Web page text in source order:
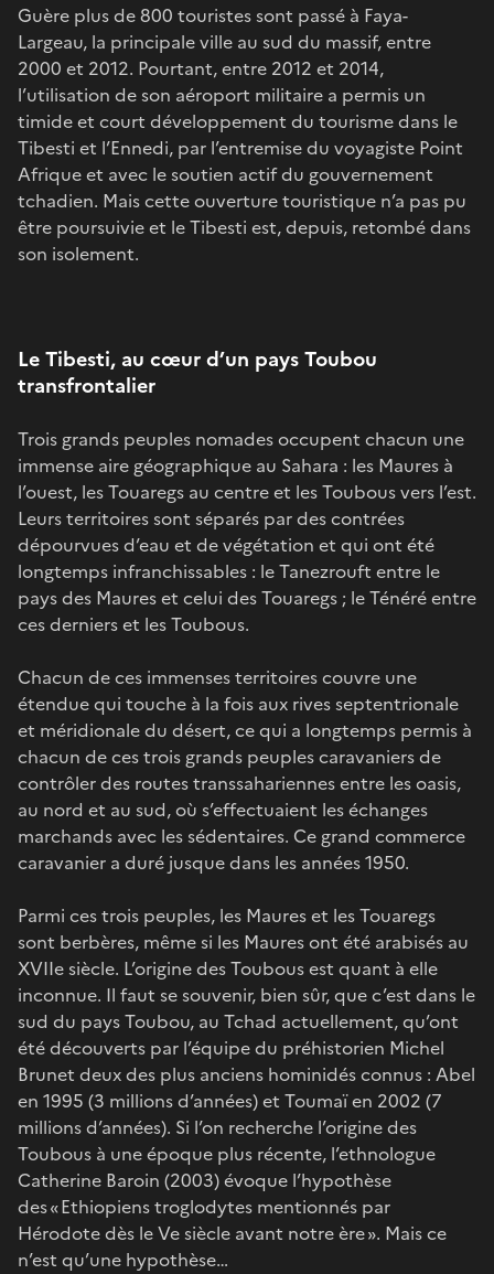
Guère plus de 800 touristes sont passé à Faya-
Largeau, la principale ville au sud du massif, entre
2000 et 2012. Pourtant, entre 2012 et 2014,
l’utilisation de son aéroport militaire a permis un
timide et court développement du tourisme dans le
Tibesti et l’Ennedi, par l’entremise du voyagiste Point
Afrique et avec le soutien actif du gouvernement
tchadien. Mais cette ouverture touristique n’a pas pu
être poursuivie et le Tibesti est, depuis, retombé dans
son isolement.
Le Tibesti, au cœur d’un pays Toubou
transfrontalier
Trois grands peuples nomades occupent chacun une
immense aire géographique au Sahara : les Maures à
l’ouest, les Touaregs au centre et les Toubous vers l’est.
Leurs territoires sont séparés par des contrées
dépourvues d’eau et de végétation et qui ont été
longtemps infranchissables : le Tanezrouft entre le
pays des Maures et celui des Touaregs ; le Ténéré entre
ces derniers et les Toubous.
Chacun de ces immenses territoires couvre une
étendue qui touche à la fois aux rives septentrionale
et méridionale du désert, ce qui a longtemps permis à
chacun de ces trois grands peuples caravaniers de
contrôler des routes transsahariennes entre les oasis,
au nord et au sud, où s’effectuaient les échanges
marchands avec les sédentaires. Ce grand commerce
caravanier a duré jusque dans les années 1950.
Parmi ces trois peuples, les Maures et les Touaregs
sont berbères, même si les Maures ont été arabisés au
XVIIe siècle. L’origine des Toubous est quant à elle
inconnue. Il faut se souvenir, bien sûr, que c’est dans le
sud du pays Toubou, au Tchad actuellement, qu’ont
été découverts par l’équipe du préhistorien Michel
Brunet deux des plus anciens hominidés connus : Abel
en 1995 (3 millions d’années) et Toumaï en 2002 (7
millions d’années). Si l’on recherche l’origine des
Toubous à une époque plus récente, l’ethnologue
Catherine Baroin (2003) évoque l’hypothèse
des « Ethiopiens troglodytes mentionnés par
Hérodote dès le Ve siècle avant notre ère ». Mais ce
n’est qu’une hypothèse…